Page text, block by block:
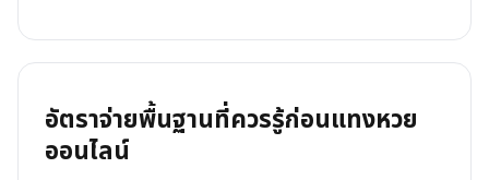
อัตราจ่ายพื้นฐานที่ควรรู้ก่อนแทงหวย
ออนไลน์